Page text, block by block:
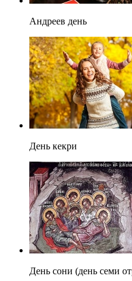
Андреев день
День кекри
День сони (день семи